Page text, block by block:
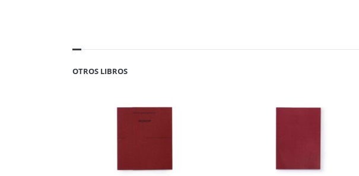
OTROS LIBROS